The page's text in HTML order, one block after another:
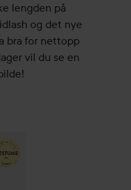
lengden på
og det nye
bra for nettopp
vil du se en